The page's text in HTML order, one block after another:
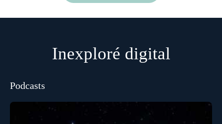
Inexploré digital
Podcasts